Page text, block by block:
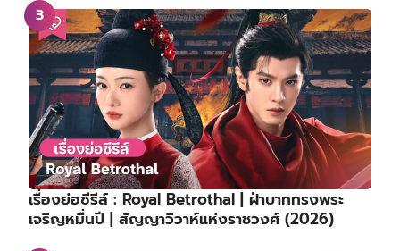
เรื่องย่อซีรีส์ : Royal Betrothal | ฝ่าบาททรงพระ
เจริญหมื่นปี | สัญญาวิวาห์แห่งราชวงศ์ (2026)